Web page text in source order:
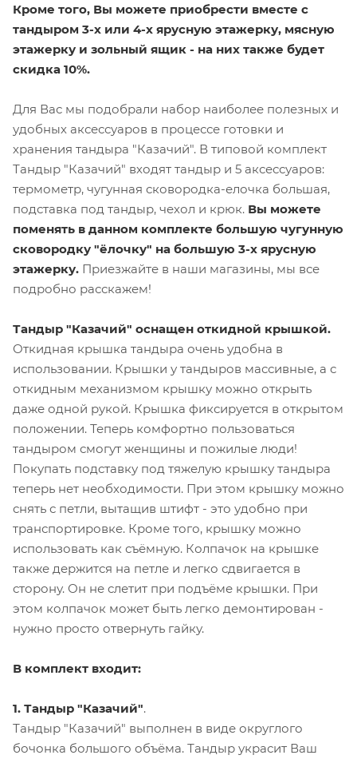
Кроме того, Вы можете приобрести вместе с
тандыром 3-х или 4-х ярусную этажерку, мясную
этажерку и зольный ящик - на них также будет
скидка 10%.
Для Вас мы подобрали набор наиболее полезных и
удобных аксессуаров в процессе готовки и
хранения тандыра "Казачий". В типовой комплект
Тандыр "Казачий" входят тандыр и 5 аксессуаров:
термометр, чугунная сковородка-елочка большая,
подставка под тандыр, чехол и крюк. Вы можете
поменять в данном комплекте большую чугунную
сковородку "ёлочку" на большую 3-х ярусную
этажерку. Приезжайте в наши магазины, мы все
подробно расскажем!
Тандыр "Казачий" оснащен откидной крышкой.
Откидная крышка тандыра очень удобна в
использовании. Крышки у тандыров массивные, а с
откидным механизмом крышку можно открыть
даже одной рукой. Крышка фиксируется в открытом
положении. Теперь комфортно пользоваться
тандыром смогут женщины и пожилые люди!
Покупать подставку под тяжелую крышку тандыра
теперь нет необходимости. При этом крышку можно
снять с петли, вытащив штифт - это удобно при
транспортировке. Кроме того, крышку можно
использовать как съёмную. Колпачок на крышке
также держится на петле и легко сдвигается в
сторону. Он не слетит при подъёме крышки. При
этом колпачок может быть легко демонтирован -
нужно просто отвернуть гайку.
В комплект входит:
1. Тандыр "Казачий".
Тандыр "Казачий" выполнен в виде округлого
бочонка большого объёма. Тандыр украсит Ваш